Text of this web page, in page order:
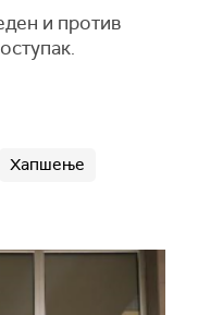
и против
Хапшење